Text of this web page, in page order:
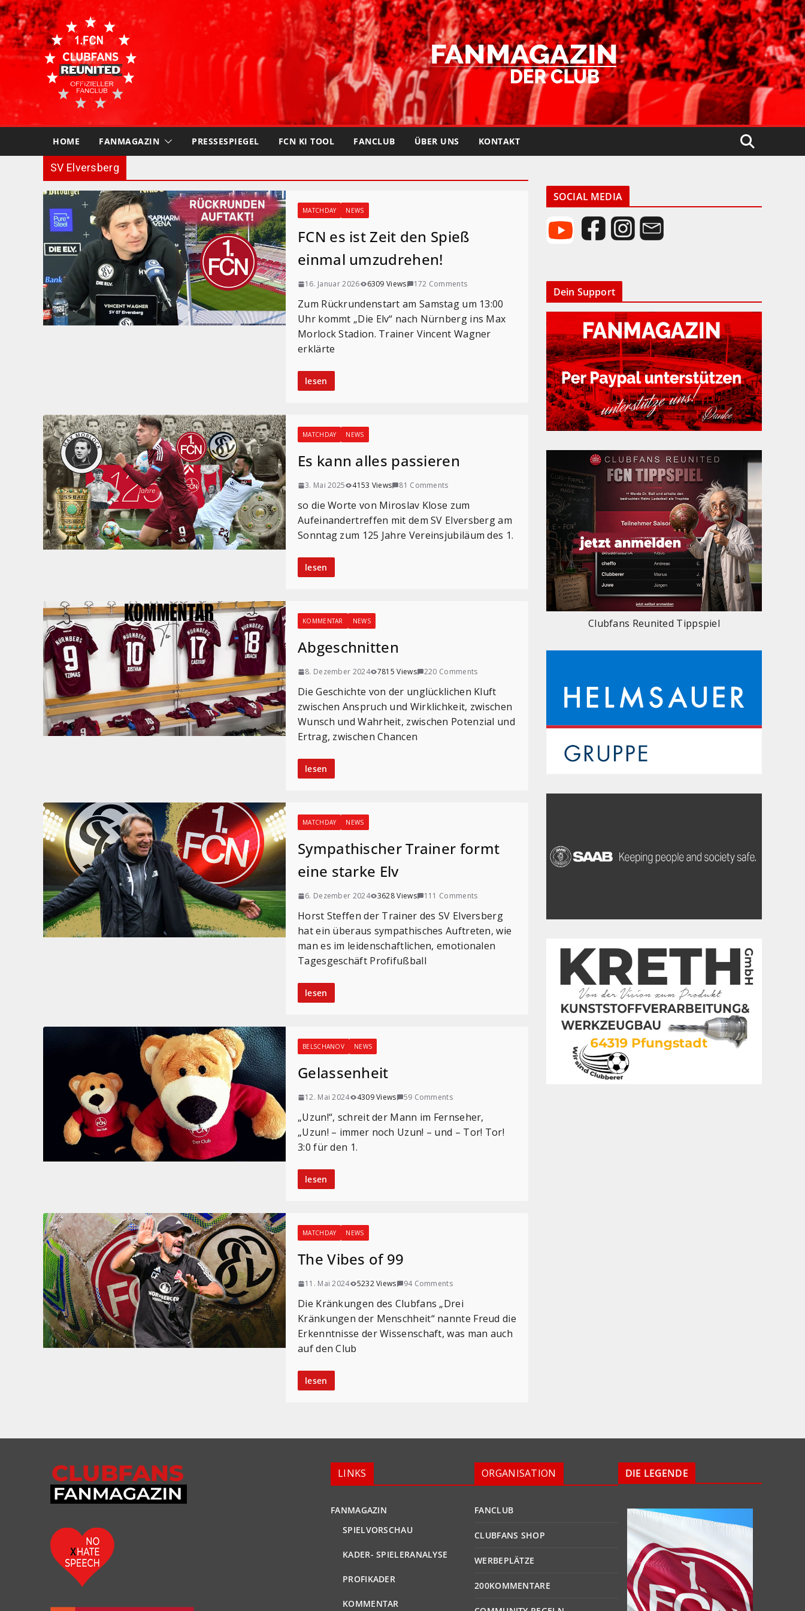
Skip
to
content
HOME FANMAGAZIN PRESSESPIEGEL FCN KI TOOL FANCLUB ÜBER UNS KONTAKT
SV Elversberg
MATCHDAY NEWS
FCN es ist Zeit den Spieß
einmal umzudrehen!
16. Januar 2026 6309 Views 172 Comments
Zum Rückrundenstart am Samstag um 13:00
Uhr kommt „Die Elv“ nach Nürnberg ins Max
Morlock Stadion. Trainer Vincent Wagner
erklärte
lesen
MATCHDAY NEWS
Es kann alles passieren
3. Mai 2025 4153 Views 81 Comments
so die Worte von Miroslav Klose zum
Aufeinandertreffen mit dem SV Elversberg am
Sonntag zum 125 Jahre Vereinsjubiläum des 1.
lesen
KOMMENTAR NEWS
Abgeschnitten
8. Dezember 2024 7815 Views 220 Comments
Die Geschichte von der unglücklichen Kluft
zwischen Anspruch und Wirklichkeit, zwischen
Wunsch und Wahrheit, zwischen Potenzial und
Ertrag, zwischen Chancen
lesen
MATCHDAY NEWS
Sympathischer Trainer formt
eine starke Elv
6. Dezember 2024 3628 Views 111 Comments
Horst Steffen der Trainer des SV Elversberg
hat ein überaus sympathisches Auftreten, wie
man es im leidenschaftlichen, emotionalen
Tagesgeschäft Profifußball
lesen
BELSCHANOV NEWS
Gelassenheit
12. Mai 2024 4309 Views 59 Comments
„Uzun!“, schreit der Mann im Fernseher,
„Uzun! – immer noch Uzun! – und – Tor! Tor!
3:0 für den 1.
lesen
MATCHDAY NEWS
The Vibes of 99
11. Mai 2024 5232 Views 94 Comments
Die Kränkungen des Clubfans „Drei
Kränkungen der Menschheit“ nannte Freud die
Erkenntnisse der Wissenschaft, was man auch
auf den Club
lesen
SOCIAL MEDIA
Dein Support
Clubfans Reunited Tippspiel
LINKS
FANMAGAZIN
SPIELVORSCHAU
KADER- SPIELERANALYSE
PROFIKADER
KOMMENTAR
ORGANISATION
FANCLUB
CLUBFANS SHOP
WERBEPLÄTZE
200KOMMENTARE
DIE LEGENDE